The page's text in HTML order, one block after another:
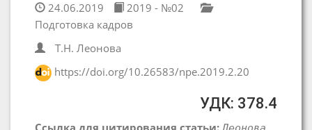
24.06.2019
2019 - №02
Подготовка кадров
Т.Н. Леонова
https://doi.org/10.26583/npe.2019.2.20
УДК: 378.4
Ссылка для цитирования статьи: